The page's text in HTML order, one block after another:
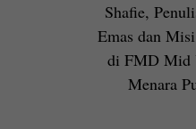
Shafie,
Emas dan
di FMD Mid
Menara